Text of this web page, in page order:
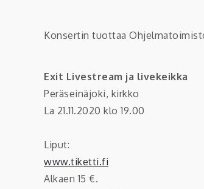
Konsertin tuottaa
Exit Livestream ja livekeikka
Peräseinäjoki, kirkko
La 21.11.2020 klo 19.00
Liput:
www.tiketti.fi
Alkaen 15 €.